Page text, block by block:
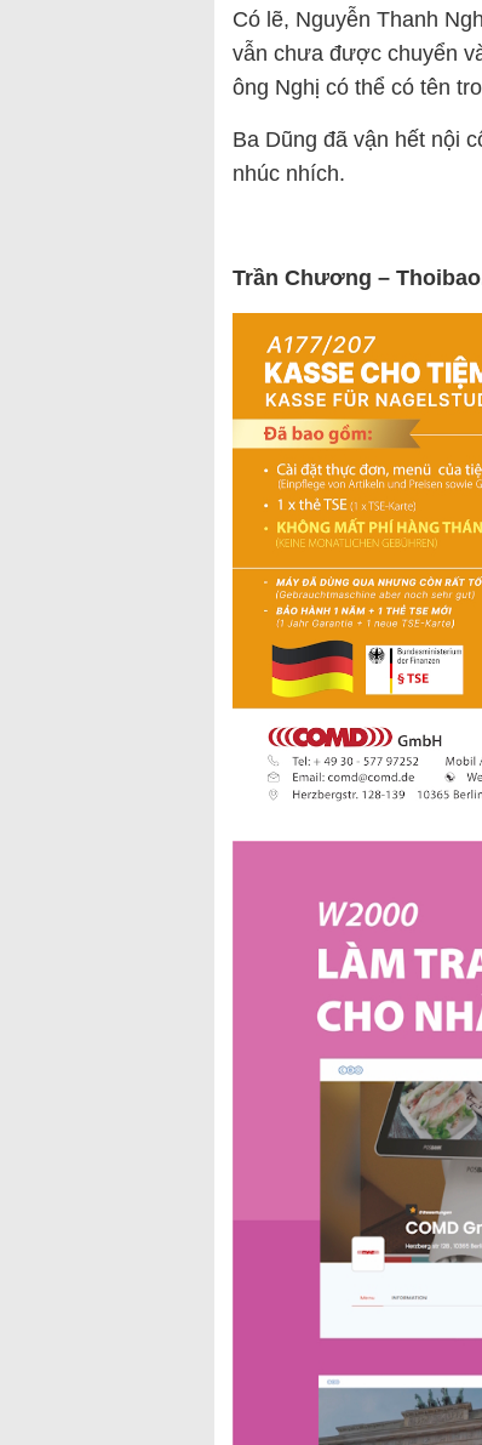
Có lẽ, Nguyễn Thanh
vẫn chưa được chuyển
ông Nghị có thể có tên
Ba Dũng đã vận hết nội
nhúc nhích.
Trần Chương –